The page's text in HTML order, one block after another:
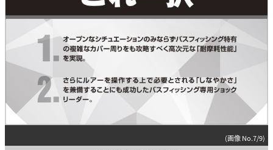
(画像 No.7/9)